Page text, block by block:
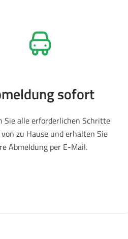
sofort
Sie alle erforderlichen Schritte
zu Hause und erhalten Sie
Abmeldung per E-Mail.